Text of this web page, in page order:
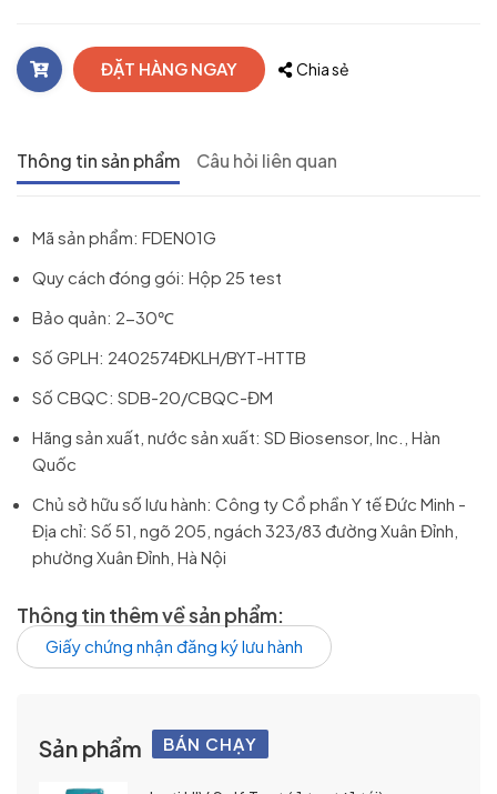
ĐẶT HÀNG NGAY Chia sẻ
Thông tin sản phẩm Câu hỏi liên quan
Mã sản phẩm: FDEN01G
Quy cách đóng gói: Hộp 25 test
Bảo quản: 2-30℃
Số GPLH: 2402574ĐKLH/BYT-HTTB
Số CBQC: SDB-20/CBQC-ĐM
Hãng sản xuất, nước sản xuất: SD Biosensor, Inc., Hàn
Quốc
Chủ sở hữu số lưu hành: Công ty Cổ phần Y tế Đức Minh -
Địa chỉ: Số 51, ngõ 205, ngách 323/83 đường Xuân Đỉnh,
phường Xuân Đỉnh, Hà Nội
Thông tin thêm về sản phẩm:
Giấy chứng nhận đăng ký lưu hành
Sản phẩm BÁN CHẠY